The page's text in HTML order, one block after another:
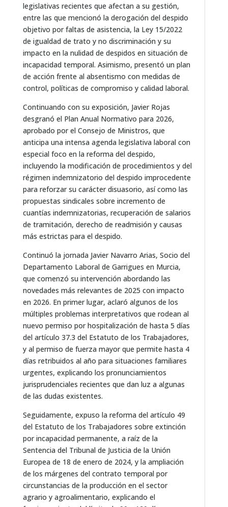
legislativas recientes que afectan a su gestión,
entre las que mencionó la derogación del despido
objetivo por faltas de asistencia, la Ley 15/2022
de igualdad de trato y no discriminación y su
impacto en la nulidad de despidos en situación de
incapacidad temporal. Asimismo, presentó un plan
de acción frente al absentismo con medidas de
control, políticas de compromiso y calidad laboral.
Continuando con su exposición, Javier Rojas
desgranó el Plan Anual Normativo para 2026,
aprobado por el Consejo de Ministros, que
anticipa una intensa agenda legislativa laboral con
especial foco en la reforma del despido,
incluyendo la modificación de procedimientos y del
régimen indemnizatorio del despido improcedente
para reforzar su carácter disuasorio, así como las
propuestas sindicales sobre incremento de
cuantías indemnizatorias, recuperación de salarios
de tramitación, derecho de readmisión y causas
más estrictas para el despido.
Continuó la jornada Javier Navarro Arias, Socio del
Departamento Laboral de Garrigues en Murcia,
que comenzó su intervención abordando las
novedades más relevantes de 2025 con impacto
en 2026. En primer lugar, aclaró algunos de los
múltiples problemas interpretativos que rodean al
nuevo permiso por hospitalización de hasta 5 días
del artículo 37.3 del Estatuto de los Trabajadores,
y al permiso de fuerza mayor que permite hasta 4
días retribuidos al año para situaciones familiares
urgentes, explicando los pronunciamientos
jurisprudenciales recientes que dan luz a algunas
de las dudas existentes.
Seguidamente, expuso la reforma del artículo 49
del Estatuto de los Trabajadores sobre extinción
por incapacidad permanente, a raíz de la
Sentencia del Tribunal de Justicia de la Unión
Europea de 18 de enero de 2024, y la ampliación
de los márgenes del contrato temporal por
circunstancias de la producción en el sector
agrario y agroalimentario, explicando el